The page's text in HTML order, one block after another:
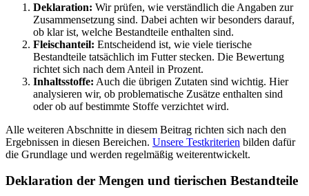
Deklaration: Wir prüfen, wie verständlich die Angaben zur
Zusammensetzung sind. Dabei achten wir besonders darauf,
ob klar ist, welche Bestandteile enthalten sind.
Fleischanteil: Entscheidend ist, wie viele tierische
Bestandteile tatsächlich im Futter stecken. Die Bewertung
richtet sich nach dem Anteil in Prozent.
Inhaltsstoffe: Auch die übrigen Zutaten sind wichtig. Hier
analysieren wir, ob problematische Zusätze enthalten sind
oder ob auf bestimmte Stoffe verzichtet wird.
Alle weiteren Abschnitte in diesem Beitrag richten sich nach den
Ergebnissen in diesen Bereichen. Unsere Testkriterien bilden dafür
die Grundlage und werden regelmäßig weiterentwickelt.
Deklaration der Mengen und tierischen Bestandteile